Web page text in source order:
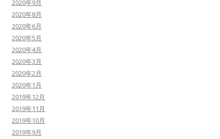
2020年9月
2020年8月
2020年6月
2020年5月
2020年4月
2020年3月
2020年2月
2020年1月
2019年12月
2019年11月
2019年10月
2019年9月